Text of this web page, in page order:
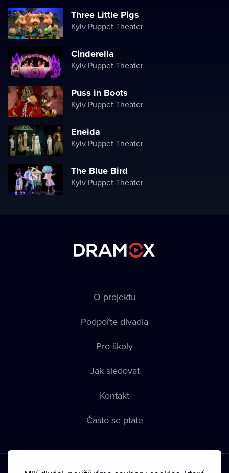
Three Little Pigs
Kyiv Puppet Theater
Cinderella
Kyiv Puppet Theater
Puss in Boots
Kyiv Puppet Theater
Eneida
Kyiv Puppet Theater
The Blue Bird
Kyiv Puppet Theater
O projektu
Podpořte divadla
Pro školy
Jak sledovat
Kontakt
Často se ptáte